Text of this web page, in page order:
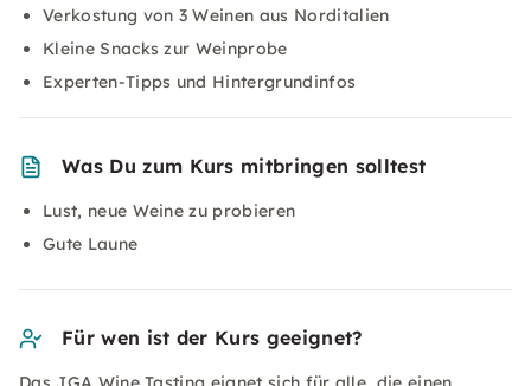
Verkostung von 3 Weinen aus Norditalien
Kleine Snacks zur Weinprobe
Experten-Tipps und Hintergrundinfos
Was Du zum Kurs mitbringen solltest
Lust, neue Weine zu probieren
Gute Laune
Für wen ist der Kurs geeignet?